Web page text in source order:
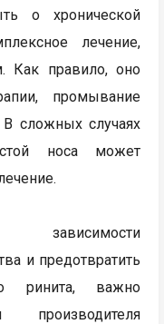
о хронической
лечение,
Как правило, оно
промывание
сложных случаях
носа может
и предотвратить
ринита, важно
производителя